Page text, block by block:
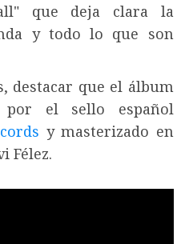
que deja clara la
y todo lo que son
destacar que el álbum
el sello español
y masterizado en
Félez.